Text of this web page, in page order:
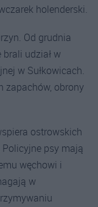
holenderski.
Od grudnia
udział w
w Sułkowicach.
zapachów, obrony
ostrowskich
psy mają
węchowi i
w